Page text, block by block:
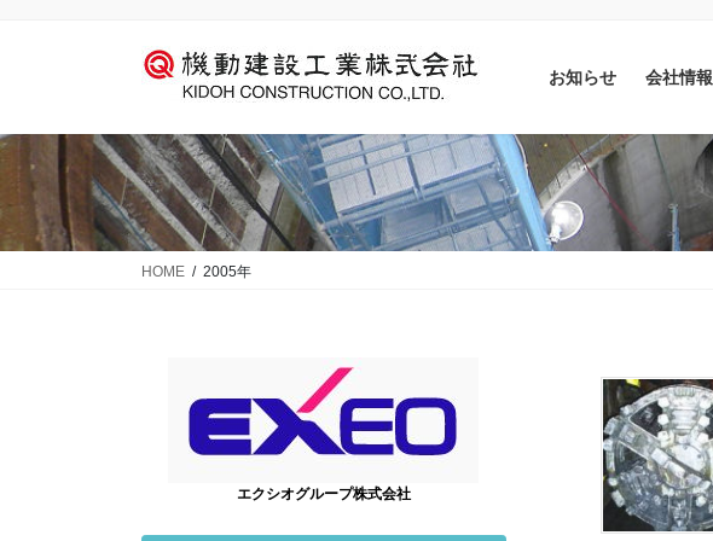
動
に
移
お知らせ 会社情報
HOME 2005年
エクシオグループ株式会社